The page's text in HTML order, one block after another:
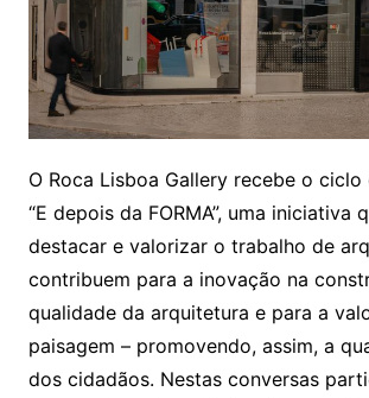
O Roca Lisboa Gallery recebe o ciclo
“E depois da FORMA”, uma iniciativa
destacar e valorizar o trabalho de
contribuem para a inovação na
qualidade da arquitetura e para a
paisagem – promovendo, assim, a
dos cidadãos. Nestas conversas